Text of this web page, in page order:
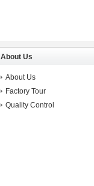
About Us
About Us
Factory Tour
Quality Control